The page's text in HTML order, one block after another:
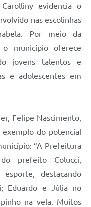
evidencia o
nas escolinhas
Por meio da
município oferece
jovens talentos e
e adolescentes em
Felipe Nascimento,
do potencial
“A Prefeitura
prefeito Colucci,
destacando
Eduardo e Júlia no
na vela. Muitos